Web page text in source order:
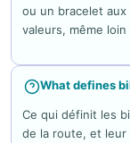
ou un bracelet
valeurs, même loin
What defines
Ce qui définit les
de la route, et leur